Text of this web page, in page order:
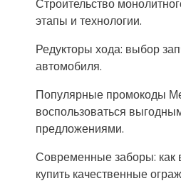
Строительство
этапы и технологии.
Редукторы хода: выбор
автомобиля.
Популярные промокоды
воспользоваться
предложениями.
Современные заборы: как
купить качественные